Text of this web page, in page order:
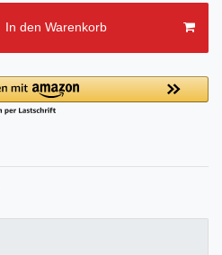
In den Warenkorb